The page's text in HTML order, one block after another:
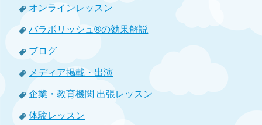
オンラインレッスン
バラボリッシュ®の効果解説
ブログ
メディア掲載・出演
企業・教育機関 出張レッスン
体験レッスン